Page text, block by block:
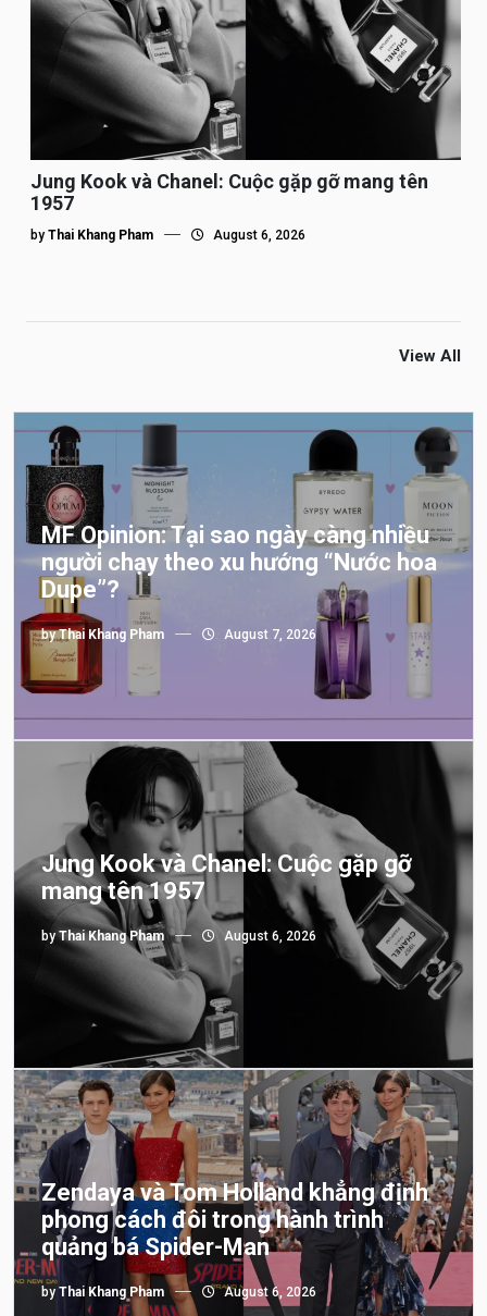
Jung Kook và Chanel: Cuộc gặp gỡ mang tên
1957
by Thai Khang Pham August 6, 2026
View All
MF Opinion: Tại sao ngày càng nhiều
người chạy theo xu hướng “Nước hoa
Dupe”?
byThai Khang Pham August 7, 2026
Jung Kook và Chanel: Cuộc gặp gỡ
mang tên 1957
byThai Khang Pham August 6, 2026
Zendaya và Tom Holland khẳng định
phong cách đôi trong hành trình
quảng bá Spider-Man
by Thai Khang Pham August 6, 2026